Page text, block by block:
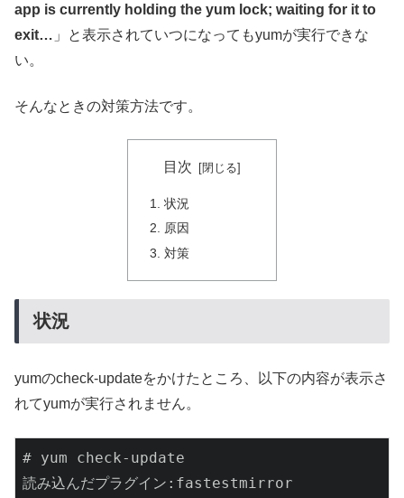
app is currently holding the yum lock; waiting for it to
exit… 」と表示されていつになってもyumが実行できな
い。
そんなときの対策方法です。
目次
状況
原因
対策
状況
yumのcheck-updateをかけたところ、以下の内容が表示さ
れてyumが実行されません。
# yum check-update
読み込んだプラグイン:fastestmirror